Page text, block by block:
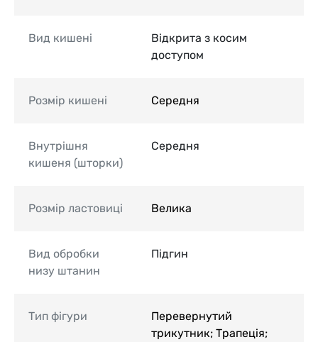
Вид кишені
Відкрита з косим
доступом
Розмір кишені Середня
Внутрішня
кишеня (шторки)
Середня
Розмір ластовиці Велика
Вид обробки
низу штанин
Підгин
Тип фігури
Перевернутий
трикутник; Трапеція;